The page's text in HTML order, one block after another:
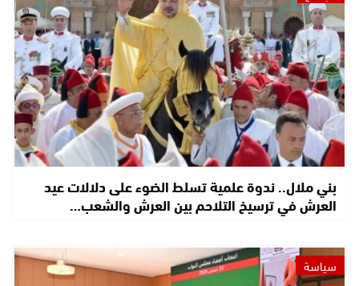
بني ملال.. ندوة علمية تسلط الضوء على دلالات عيد
العرش في ترسيخ التلاحم بين العرش والشعب…
سياسة